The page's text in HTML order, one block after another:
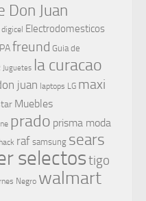
Don Juan
digicel Electrodomesticos
freund Guia de
Juguetes la curacao
juan laptops LG maxi
Muebles
prado prisma moda
raf samsung sears
selectostigo
Negro walmart